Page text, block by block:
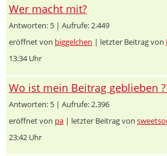
Wer macht mit?
Antworten: 5 | Aufrufe: 2.449
eröffnet von biggelchen | letzter Beitrag von
13:34 Uhr
Wo ist mein Beitrag geblieben
Antworten: 5 | Aufrufe: 2.396
eröffnet von pa | letzter Beitrag von
23:42 Uhr